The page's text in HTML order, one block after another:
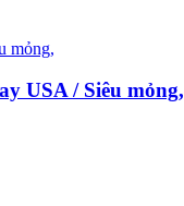
USA / Siêu mỏng,